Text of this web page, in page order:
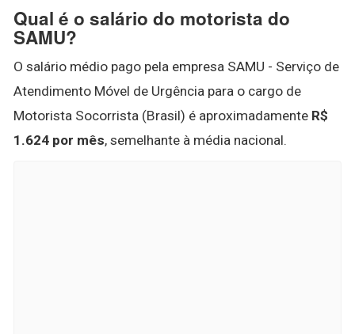
Qual é o salário do motorista do
SAMU?
O salário médio pago pela empresa SAMU - Serviço de
Atendimento Móvel de Urgência para o cargo de
Motorista Socorrista (Brasil) é aproximadamente R$
1.624 por mês, semelhante à média nacional.